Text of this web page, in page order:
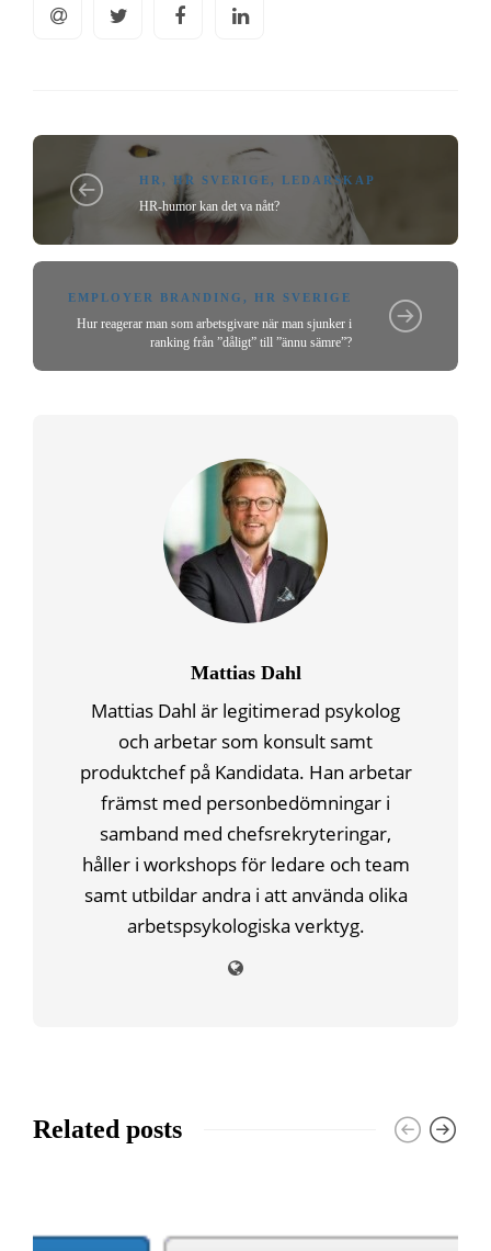
HR , HR SVERIGE, LEDARSKAP
HR-humor kan det va nått?
EMPLOYER BRANDING , HR SVERIGE
Hur reagerar man som arbetsgivare när man sjunker i
ranking från ”dåligt” till ”ännu sämre”?
Mattias Dahl
Mattias Dahl är legitimerad psykolog
och arbetar som konsult samt
produktchef på Kandidata. Han arbetar
främst med personbedömningar i
samband med chefsrekryteringar,
håller i workshops för ledare och team
samt utbildar andra i att använda olika
arbetspsykologiska verktyg.
Related posts